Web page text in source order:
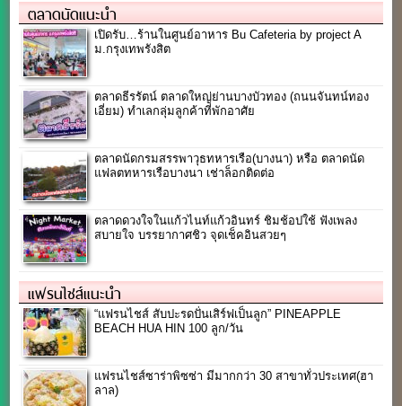
ตลาดนัดแนะนำ
เปิดรับ…ร้านในศูนย์อาหาร Bu Cafeteria by project A
ม.กรุงเทพรังสิต
ตลาดธีรรัตน์ ตลาดใหญ่ย่านบางบัวทอง (ถนนจันทน์ทอง
เอี่ยม) ทำเลกลุ่มลูกค้าที่พักอาศัย
ตลาดนัดกรมสรรพาวุธทหารเรือ(บางนา) หรือ ตลาดนัด
แฟลตทหารเรือบางนา เช่าล็อกติดต่อ
ตลาดดวงใจในแก้วไนท์แก้วอินทร์ ชิมช้อปใช้ ฟังเพลง
สบายใจ บรรยากาศชิว จุดเช็คอินสวยๆ
แฟรนไชส์แนะนำ
“แฟรนไชส์ สับปะรดปั่นเสิร์ฟเป็นลูก” PINEAPPLE
BEACH HUA HIN 100 ลูก/วัน
แฟรนไชส์ซาร่าพิซซ่า มีมากกว่า 30 สาขาทั่วประเทศ(ฮา
ลาล)